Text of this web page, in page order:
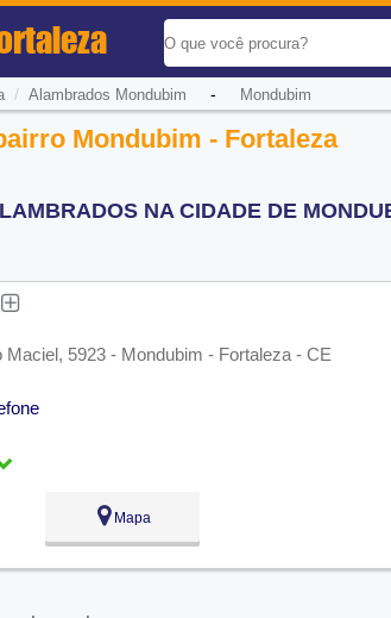
/ Alambrados Mondubim - Mondubim
Mondubim - Fortaleza
NA CIDADE DE
Maciel, 5923 - Mondubim - Fortaleza - CE
Mapa